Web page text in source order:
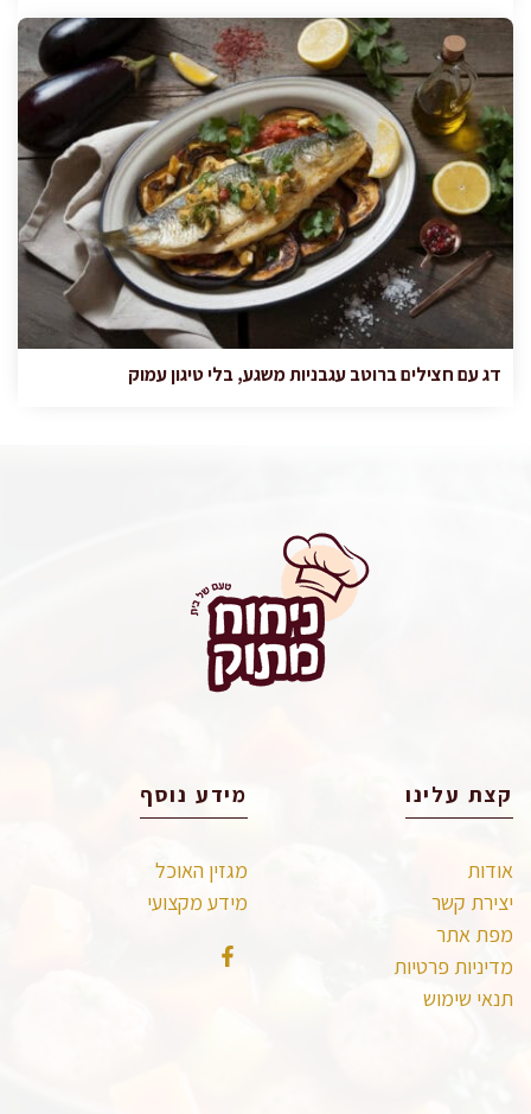
דג עם חצילים ברוטב עגבניות משגע, בלי טיגון עמוק
קצת עלינו
אודות
יצירת קשר
מפת אתר
מדיניות פרטיות
תנאי שימוש
מידע נוסף
מגזין האוכל
מידע מקצועי